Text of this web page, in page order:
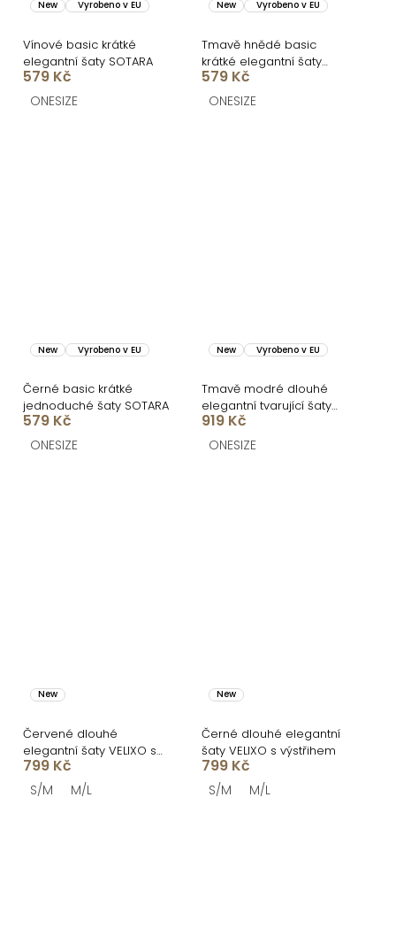
New Vyrobeno v EU
Vínové basic krátké
elegantní šaty SOTARA
579 Kč
ONESIZE
New Vyrobeno v EU
Tmavě hnědé basic
krátké elegantní šaty
SOTARA
579 Kč
ONESIZE
New Vyrobeno v EU
Černé basic krátké
jednoduché šaty SOTARA
579 Kč
ONESIZE
New Vyrobeno v EU
Tmavě modré dlouhé
elegantní tvarující šaty
DOROTA
919 Kč
ONESIZE
New
Červené dlouhé
elegantní šaty VELIXO s
výstřihem
799 Kč
S/M M/L
New
Černé dlouhé elegantní
šaty VELIXO s výstřihem
799 Kč
S/M M/L